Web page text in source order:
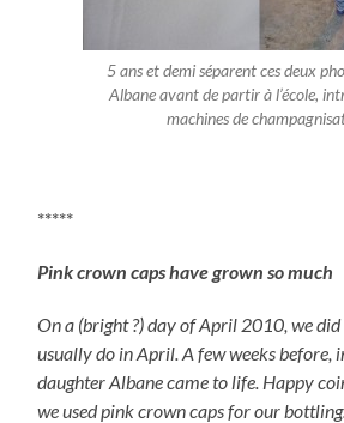
5 ans et demi séparent ces deux
Albane avant de partir à l’école,
machines de
*****
Pink crown caps have grown so much
On a (bright ?) day of April 2010, we
usually do in April. A few weeks before,
daughter Albane came to life. Happy
we used pink crown caps for our